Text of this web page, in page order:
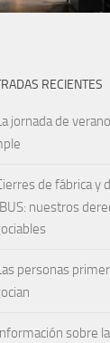
RECIENTES
jornada de
de fábrica y
nuestros
personas
sobre